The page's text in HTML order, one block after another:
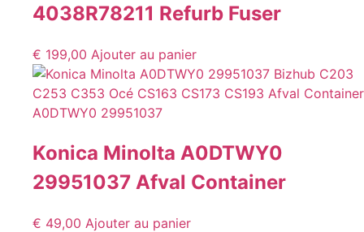
4038R78211 Refurb Fuser
€ 199,00 Ajouter au panier
Konica Minolta A0DTWY0
29951037 Afval Container
€ 49,00 Ajouter au panier